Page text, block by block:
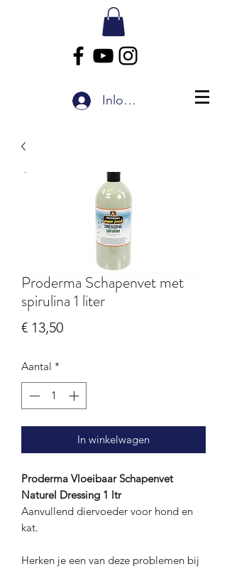
Inloggen
Proderma Schapenvet met
spirulina 1 liter
€ 13,50Prijs
Aantal *
In winkelwagen
Proderma Vloeibaar Schapenvet
Naturel Dressing 1 ltr
Aanvullend diervoeder voor hond en
kat.
Herken je een van deze problemen bij